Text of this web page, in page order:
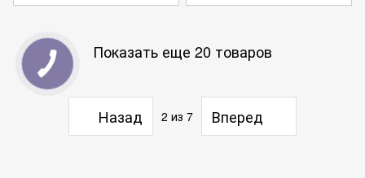
Показать еще 20 товаров
Назад 2 из 7 Вперед